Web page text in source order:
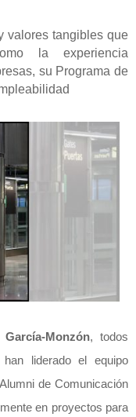
valores tangibles que
la experiencia
su Programa de
García-Monzón, todos
liderado el equipo
de Comunicación
en proyectos para